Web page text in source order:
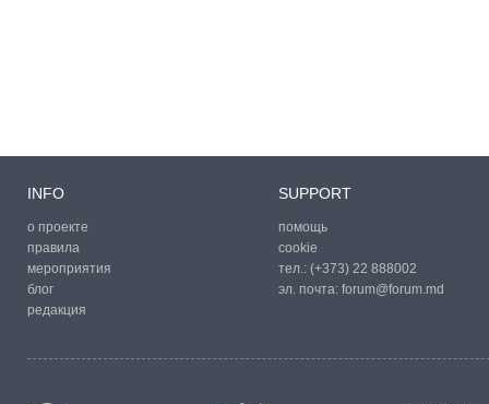
INFO
о проекте
правила
мероприятия
блог
редакция
SUPPORT
помощь
cookie
тел.: (+373) 22 888002
эл. почта: forum@forum.md